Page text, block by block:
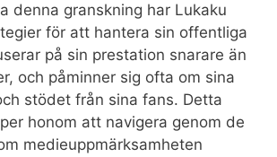
denna granskning har Lukaku
för att hantera sin offentliga
på sin prestation snarare än
och påminner sig ofta om sina
stödet från sina fans. Detta
honom att navigera genom de
medieuppmärksamheten